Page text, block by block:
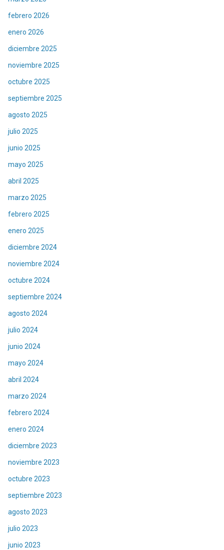
febrero 2026
enero 2026
diciembre 2025
noviembre 2025
octubre 2025
septiembre 2025
agosto 2025
julio 2025
junio 2025
mayo 2025
abril 2025
marzo 2025
febrero 2025
enero 2025
diciembre 2024
noviembre 2024
octubre 2024
septiembre 2024
agosto 2024
julio 2024
junio 2024
mayo 2024
abril 2024
marzo 2024
febrero 2024
enero 2024
diciembre 2023
noviembre 2023
octubre 2023
septiembre 2023
agosto 2023
julio 2023
junio 2023